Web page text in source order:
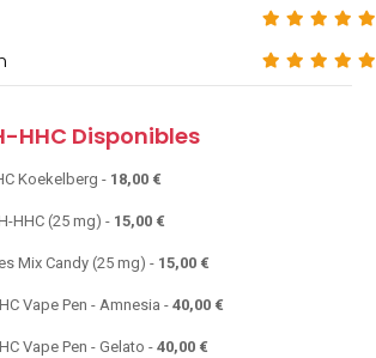
HHC Disponibles
Koekelberg - 18,00 €
HHC (25 mg) - 15,00 €
Mix Candy (25 mg) - 15,00 €
Vape Pen - Amnesia - 40,00 €
Vape Pen - Gelato -40,00 €